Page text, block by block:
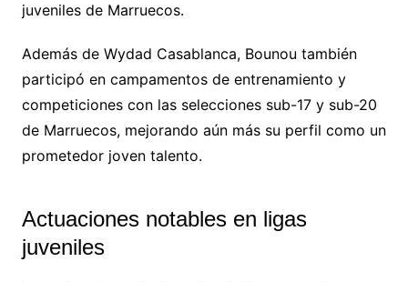
juveniles de Marruecos.
Además de Wydad Casablanca, Bounou también
participó en campamentos de entrenamiento y
competiciones con las selecciones sub-17 y sub-20
de Marruecos, mejorando aún más su perfil como un
prometedor joven talento.
Actuaciones notables en ligas
juveniles